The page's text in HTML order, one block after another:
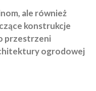
ale również
konstrukcje
przestrzeni
ogrodowej